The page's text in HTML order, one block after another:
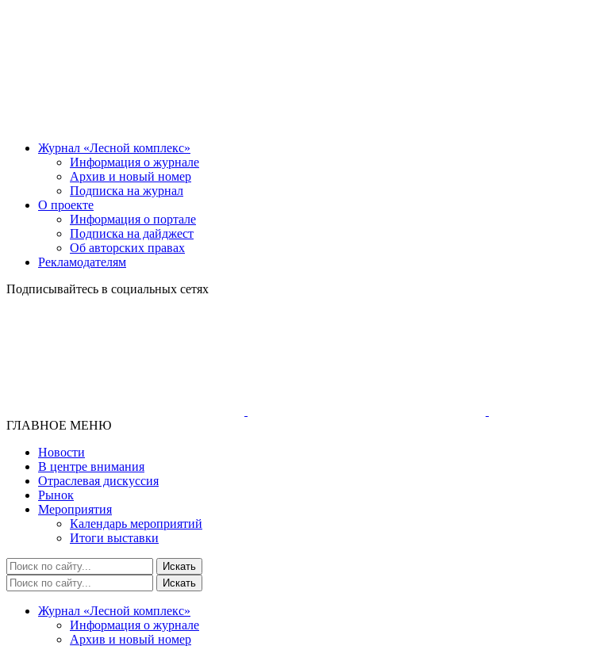
Журнал «Лесной комплекс»
Информация о журнале
Архив и новый номер
Подписка на журнал
О проекте
Информация о портале
Подписка на дайджест
Об авторских правах
Рекламодателям
Подписывайтесь в социальных сетях
ГЛАВНОЕ МЕНЮ
Новости
В центре внимания
Отраслевая дискуссия
Рынок
Мероприятия
Календарь мероприятий
Итоги выставки
Журнал «Лесной комплекс»
Информация о журнале
Архив и новый номер